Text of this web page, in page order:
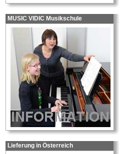
MUSIC VIDIC Musikschule
Lieferung in Österreich